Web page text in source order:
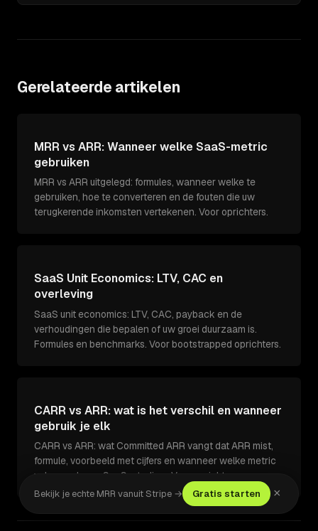
Gerelateerde artikelen
MRR vs ARR: Wanneer welke SaaS-metric
gebruiken
MRR vs ARR uitgelegd: formules, wanneer welke te
gebruiken, hoe te converteren en de fouten die uw
terugkerende inkomsten vertekenen. Voor oprichters.
SaaS Unit Economics: LTV, CAC en
overleving
SaaS unit economics: LTV, CAC, payback en de
verhoudingen die bepalen of uw groei duurzaam is.
Formules en benchmarks. Voor bootstrapped oprichters.
CARR vs ARR: wat is het verschil en wanneer
gebruik je elk
CARR vs ARR: wat Committed ARR vangt dat ARR mist,
formule, voorbeeld met cijfers en wanneer welke metric
volgen volgens SaaS-stadium. Voor oprichters.
Bekijk je echte MRR vanuit Stripe → Gratis starten ×